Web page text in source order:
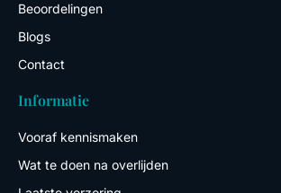
Beoordelingen
Blogs
Contact
Informatie
Vooraf kennismaken
Wat te doen na overlijden